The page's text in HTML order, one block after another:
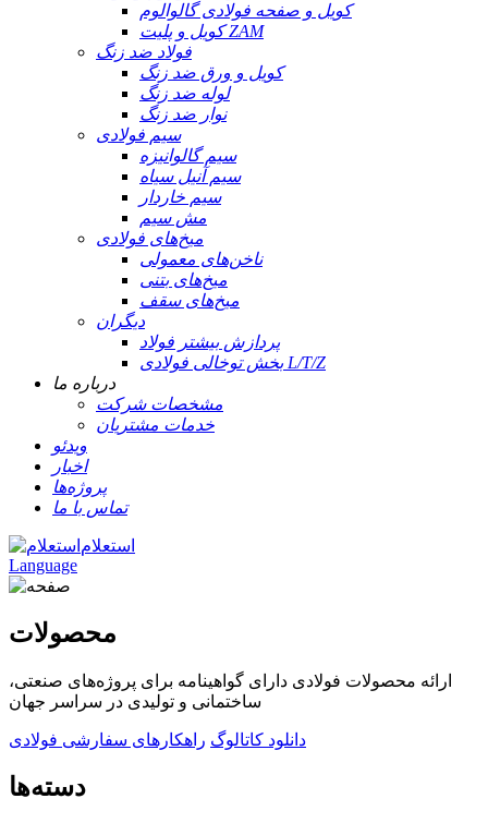
کویل و صفحه فولادی گالوالوم
کویل و پلیت ZAM
فولاد ضد زنگ
کویل و ورق ضد زنگ
لوله ضد زنگ
نوار ضد زنگ
سیم فولادی
سیم گالوانیزه
سیم آنیل سیاه
سیم خاردار
مش سیم
میخ‌های فولادی
ناخن‌های معمولی
میخ‌های بتنی
میخ‌های سقف
دیگران
پردازش بیشتر فولاد
بخش توخالی فولادی L/T/Z
درباره ما
مشخصات شرکت
خدمات مشتریان
ویدئو
اخبار
پروژه‌ها
تماس با ما
استعلام
Language
محصولات
ارائه محصولات فولادی دارای گواهینامه برای پروژه‌های صنعتی،
ساختمانی و تولیدی در سراسر جهان
دانلود کاتالوگ راهکارهای سفارشی فولادی
دسته‌ها